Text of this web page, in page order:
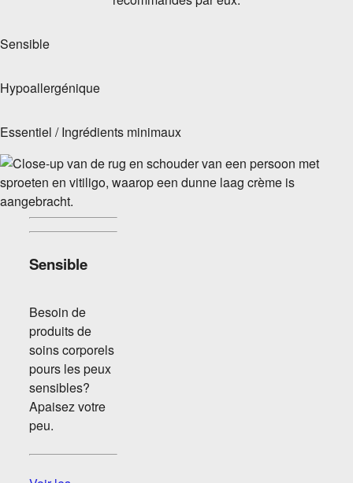
Sensible
Hypoallergénique
Essentiel / Ingrédients minimaux
Sensible
Besoin de
produits de
soins corporels
pours les peux
sensibles?
Apaisez votre
peu.